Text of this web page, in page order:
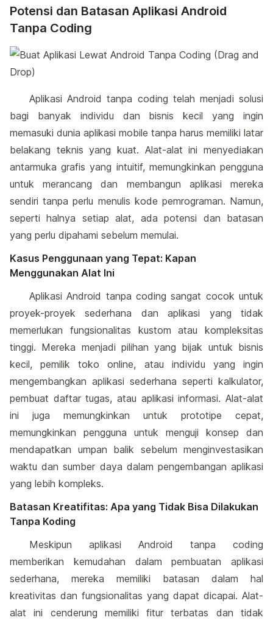
Potensi dan Batasan Aplikasi Android
Tanpa Coding
Aplikasi Android tanpa coding telah menjadi solusi
bagi banyak individu dan bisnis kecil yang ingin
memasuki dunia aplikasi mobile tanpa harus memiliki latar
belakang teknis yang kuat. Alat-alat ini menyediakan
antarmuka grafis yang intuitif, memungkinkan pengguna
untuk merancang dan membangun aplikasi mereka
sendiri tanpa perlu menulis kode pemrograman. Namun,
seperti halnya setiap alat, ada potensi dan batasan
yang perlu dipahami sebelum memulai.
Kasus Penggunaan yang Tepat: Kapan
Menggunakan Alat Ini
Aplikasi Android tanpa coding sangat cocok untuk
proyek-proyek sederhana dan aplikasi yang tidak
memerlukan fungsionalitas kustom atau kompleksitas
tinggi. Mereka menjadi pilihan yang bijak untuk bisnis
kecil, pemilik toko online, atau individu yang ingin
mengembangkan aplikasi sederhana seperti kalkulator,
pembuat daftar tugas, atau aplikasi informasi. Alat-alat
ini juga memungkinkan untuk prototipe cepat,
memungkinkan pengguna untuk menguji konsep dan
mendapatkan umpan balik sebelum menginvestasikan
waktu dan sumber daya dalam pengembangan aplikasi
yang lebih kompleks.
Batasan Kreatifitas: Apa yang Tidak Bisa Dilakukan
Tanpa Koding
Meskipun aplikasi Android tanpa coding
memberikan kemudahan dalam pembuatan aplikasi
sederhana, mereka memiliki batasan dalam hal
kreativitas dan fungsionalitas yang dapat dicapai. Alat-
alat ini cenderung memiliki fitur terbatas dan tidak